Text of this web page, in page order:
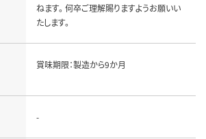
ねます。 何卒ご理解賜りますようお願いい
たします。
賞味期限：製造から9か月
-